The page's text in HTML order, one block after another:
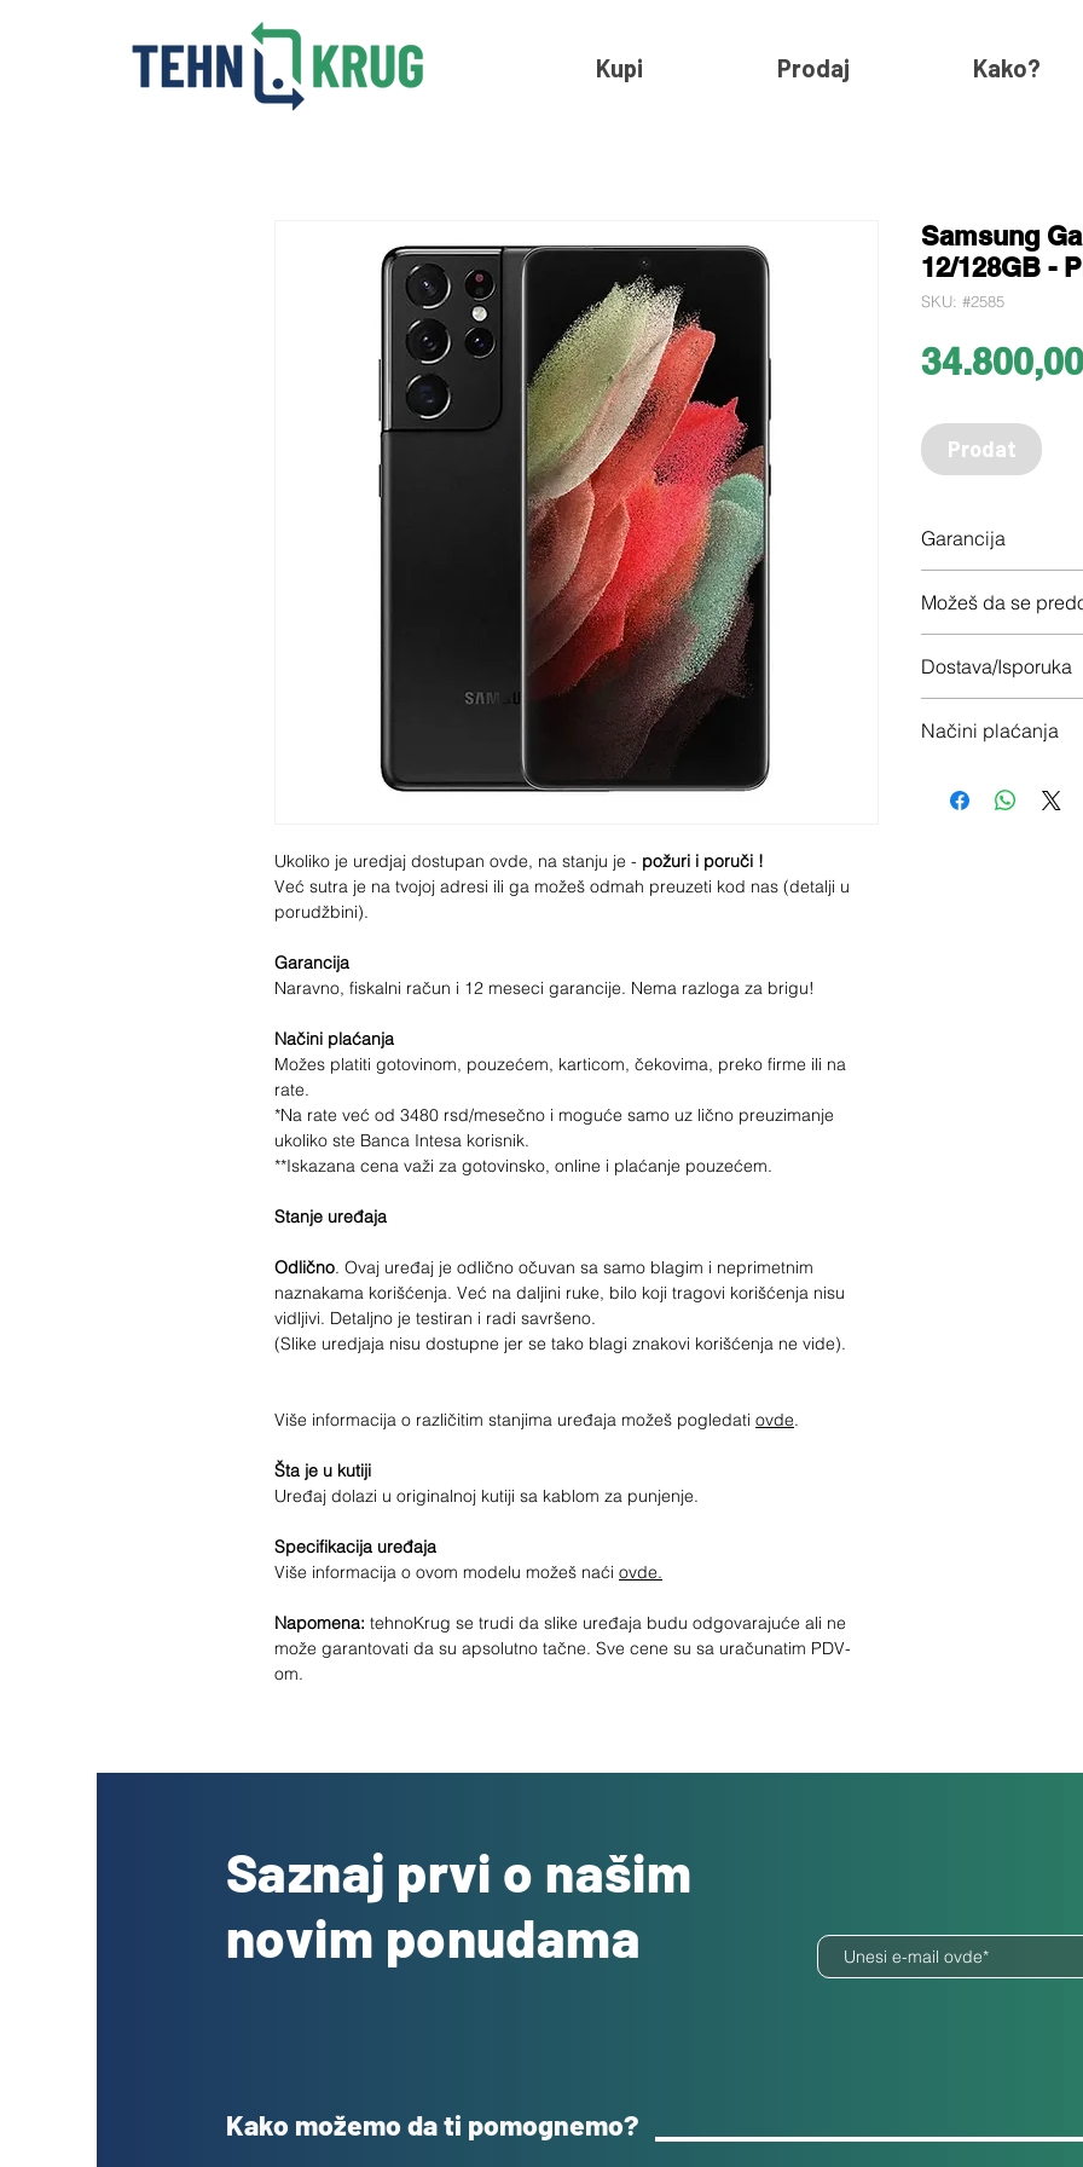
Kupi Prodaj Kako?
Ukoliko je uredjaj dostupan ovde, na stanju je - požuri i poruči !
Već sutra je na tvojoj adresi ili ga možeš odmah preuzeti kod nas (detalji u
porudžbini).
Garancija
Naravno, fiskalni račun i 12 meseci garancije. Nema razloga za brigu!
Načini plaćanja
Možes platiti gotovinom, pouzećem, karticom, čekovima, preko firme ili na
rate.
*Na rate već od 3480 rsd/mesečno i moguće samo uz lično preuzimanje
ukoliko ste Banca Intesa korisnik.
**Iskazana cena važi za gotovinsko, online i plaćanje pouzećem.
Stanje uređaja
Odlično. Ovaj uređaj je odlično očuvan sa samo blagim i neprimetnim
naznakama korišćenja. Već na daljini ruke, bilo koji tragovi korišćenja nisu
vidljivi. Detaljno je testiran i radi savršeno.
(Slike uredjaja nisu dostupne jer se tako blagi znakovi korišćenja ne vide).
Više informacija o različitim stanjima uređaja možeš pogledati ovde.
Šta je u kutiji
Uređaj dolazi u originalnoj kutiji sa kablom za punjenje.
Specifikacija uređaja
Više informacija o ovom modelu možeš naći ovde.
Napomena: tehnoKrug se trudi da slike uređaja budu odgovarajuće ali ne
može garantovati da su apsolutno tačne. Sve cene su sa uračunatim PDV-
om.
Samsung
12/128GB -
SKU: #2585
Prodat
Garancija
Možeš da se
Dostava/Isporuka
2) Preuzimanje u
Načini plaćanja
2) Karticom i/ili na
Saznaj prvi o našim
novim ponudama
Kako možemo da ti pomognemo?